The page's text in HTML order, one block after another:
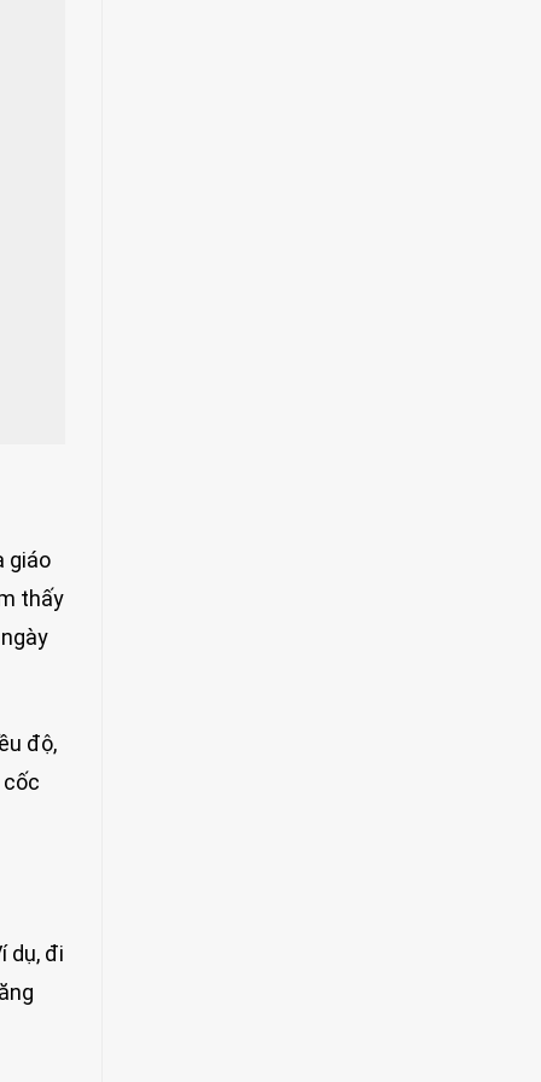
giáo
thấy
độ,
cốc
dụ, đi